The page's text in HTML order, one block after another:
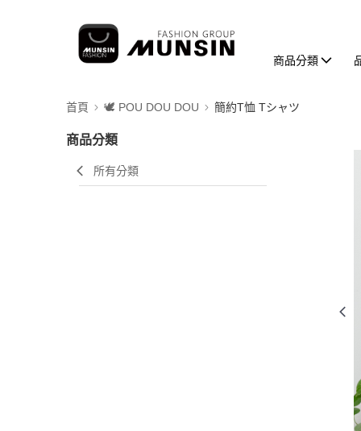
商品分類
首頁 🕊️ POU DOU DOU 簡約T恤 Tシャツ
商品分類
所有分類